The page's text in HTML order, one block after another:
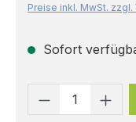
Preise inkl. MwSt.
Sofort
Produkt